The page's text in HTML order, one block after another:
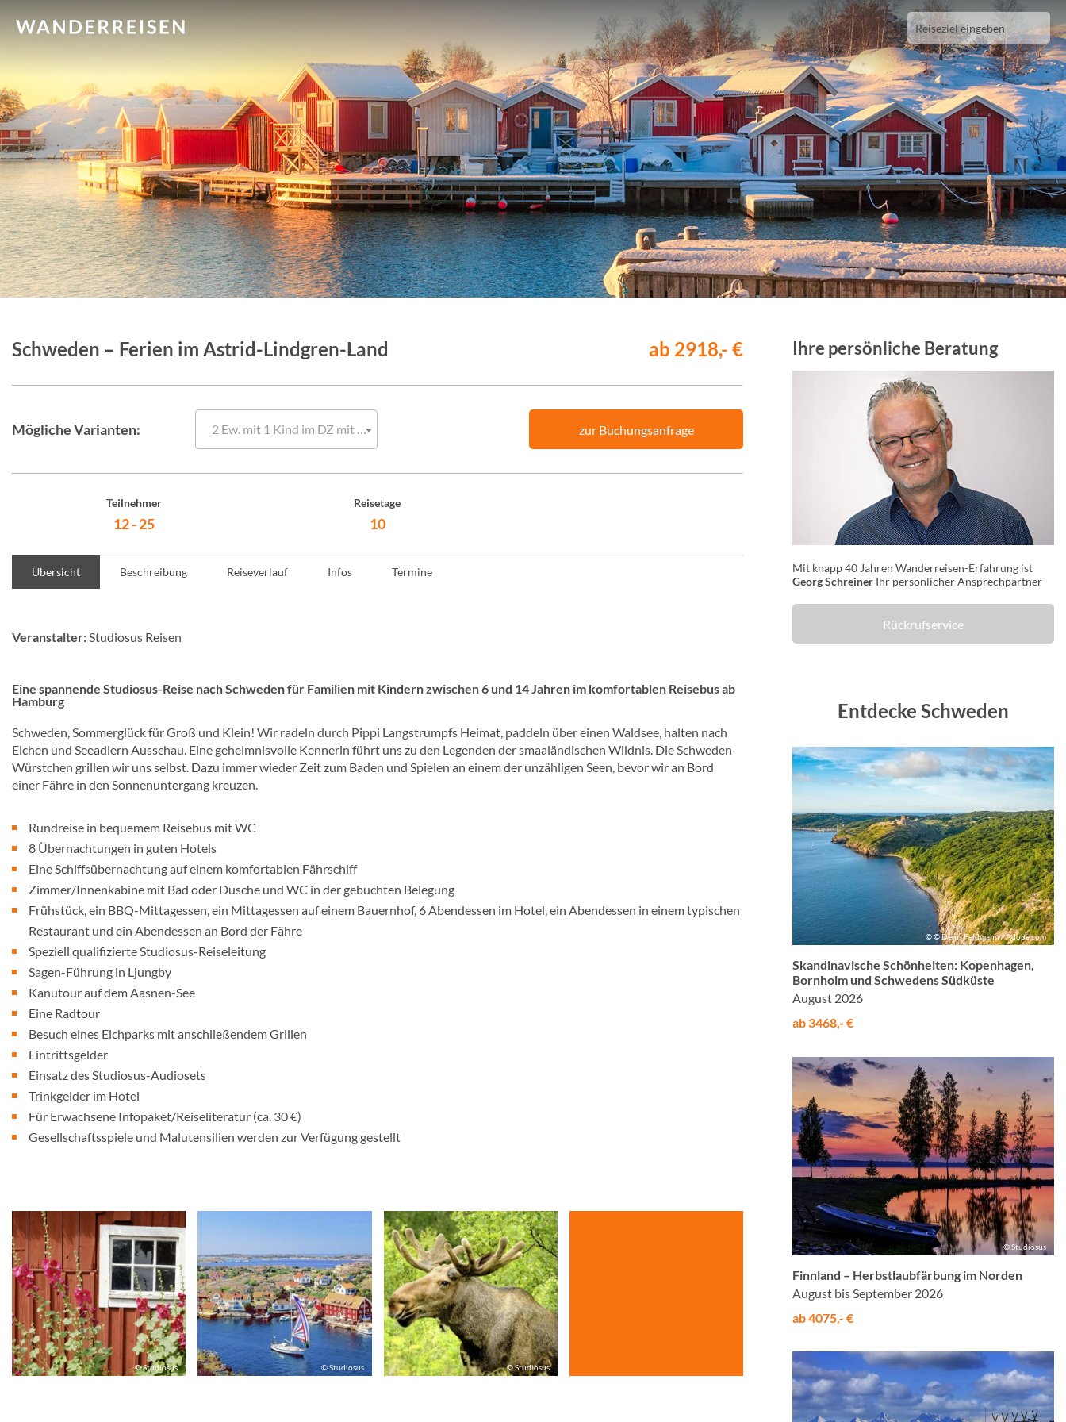
Schweden – Ferien im Astrid-Lindgren-Land ab 2918,- €
Mögliche Varianten: 2 Ew. mit 1 Kind im DZ mit Zustellbett zur Buchungsanfrage
Teilnehmer
12 - 25
Reisetage
10
Übersicht Beschreibung Reiseverlauf Infos Termine
Veranstalter:Studiosus Reisen
Eine spannende Studiosus-Reise nach Schweden für Familien mit Kindern zwischen 6 und 14 Jahren im komfortablen Reisebus ab
Hamburg
Schweden, Sommerglück für Groß und Klein! Wir radeln durch Pippi Langstrumpfs Heimat, paddeln über einen Waldsee, halten nach
Elchen und Seeadlern Ausschau. Eine geheimnisvolle Kennerin führt uns zu den Legenden der smaaländischen Wildnis. Die Schweden-
Würstchen grillen wir uns selbst. Dazu immer wieder Zeit zum Baden und Spielen an einem der unzähligen Seen, bevor wir an Bord
einer Fähre in den Sonnenuntergang kreuzen.
Rundreise in bequemem Reisebus mit WC
8 Übernachtungen in guten Hotels
Eine Schiffsübernachtung auf einem komfortablen Fährschiff
Zimmer/Innenkabine mit Bad oder Dusche und WC in der gebuchten Belegung
Frühstück, ein BBQ-Mittagessen, ein Mittagessen auf einem Bauernhof, 6 Abendessen im Hotel, ein Abendessen in einem typischen
Restaurant und ein Abendessen an Bord der Fähre
Speziell qualifizierte Studiosus-Reiseleitung
Sagen-Führung in Ljungby
Kanutour auf dem Aasnen-See
Eine Radtour
Besuch eines Elchparks mit anschließendem Grillen
Eintrittsgelder
Einsatz des Studiosus-Audiosets
Trinkgelder im Hotel
Für Erwachsene Infopaket/Reiseliteratur (ca. 30 €)
Gesellschaftsspiele und Malutensilien werden zur Verfügung gestellt
© Studiosus © Studiosus © Studiosus
Ihre persönliche Beratung
Mit knapp 40 Jahren Wanderreisen-Erfahrung ist
Georg Schreiner Ihr persönlicher Ansprechpartner
Rückrufservice
Entdecke Schweden
© © Denis Feldmann / Adobe.com
Skandinavische Schönheiten: Kopenhagen,
Bornholm und Schwedens Südküste
August 2026
ab 3468,- €
© Studiosus
Finnland – Herbstlaubfärbung im Norden
August bis September 2026
ab 4075,- €